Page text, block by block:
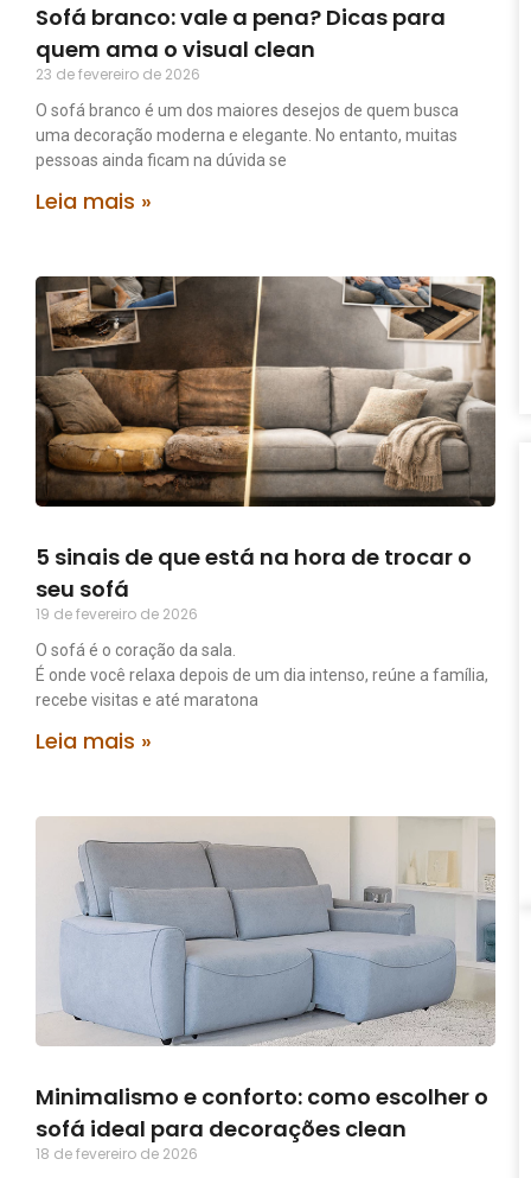
Sofá branco: vale a pena? Dicas para
quem ama o visual clean
23 de fevereiro de 2026
O sofá branco é um dos maiores desejos de quem busca
uma decoração moderna e elegante. No entanto, muitas
pessoas ainda ficam na dúvida se
Leia mais »
5 sinais de que está na hora de trocar o
seu sofá
19 de fevereiro de 2026
O sofá é o coração da sala.
É onde você relaxa depois de um dia intenso, reúne a família,
recebe visitas e até maratona
Leia mais »
Minimalismo e conforto: como escolher o
sofá ideal para decorações clean
18 de fevereiro de 2026